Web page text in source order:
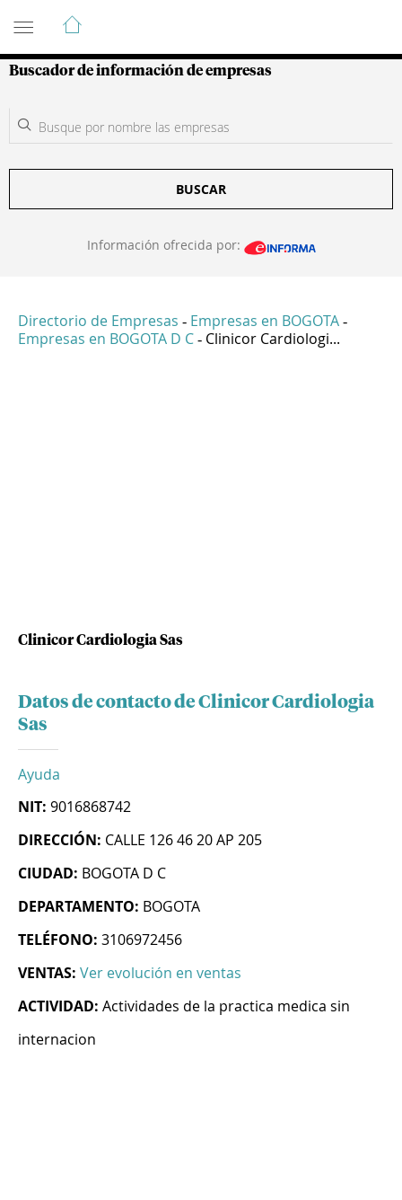
Guía de Empresas Colombianas
Buscador de información de empresas
BUSCAR
Información ofrecida por:
Directorio de Empresas - Empresas en BOGOTA -
Empresas en BOGOTA D C - Clinicor Cardiologi...
Clinicor Cardiologia Sas
Datos de contacto de Clinicor Cardiologia
Sas
Ayuda
NIT: 9016868742
DIRECCIÓN: CALLE 126 46 20 AP 205
CIUDAD: BOGOTA D C
DEPARTAMENTO: BOGOTA
TELÉFONO: 3106972456
VENTAS: Ver evolución en ventas
ACTIVIDAD: Actividades de la practica medica sin
internacion